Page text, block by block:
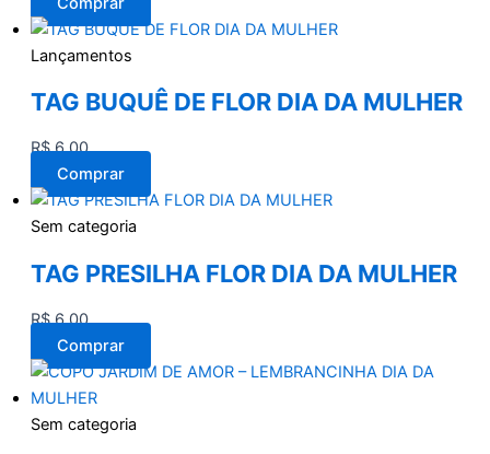
Lançamentos
TAG BUQUÊ DE FLOR DIA DA MULHER
R$6,00
Comprar
Sem categoria
TAG PRESILHA FLOR DIA DA MULHER
R$6,00
Comprar
Sem categoria